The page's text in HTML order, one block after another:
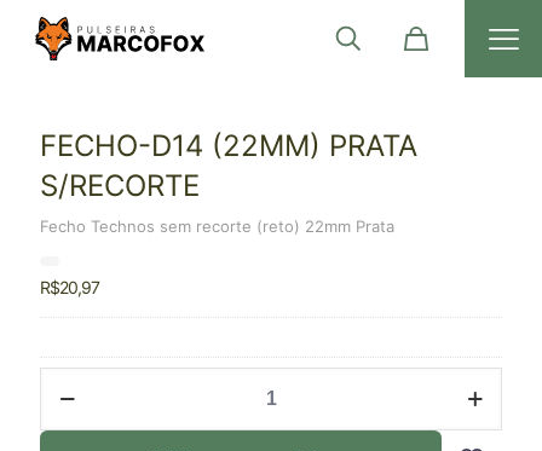
FECHO-D14 (22MM) PRATA
S/RECORTE
Fecho Technos sem recorte (reto) 22mm Prata
R$20,97